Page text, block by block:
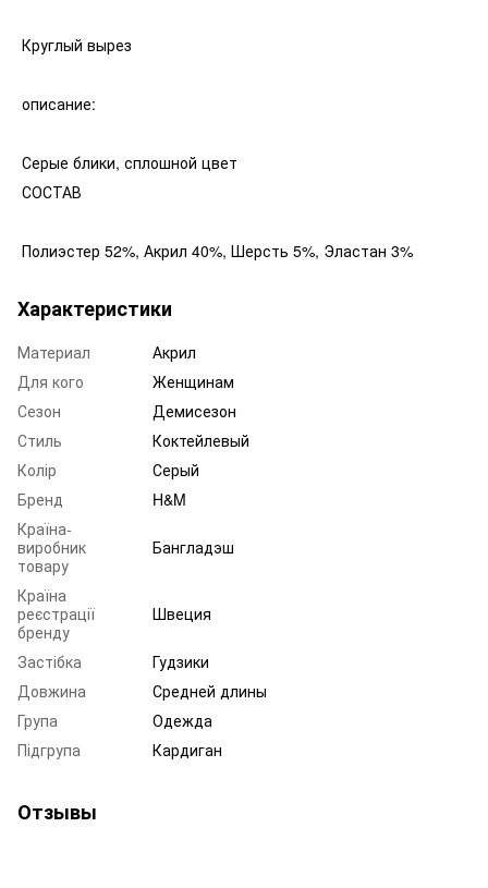
Круглый вырез
описание:
Серые блики, сплошной цвет
СОСТАВ
Полиэстер 52%, Акрил 40%, Шерсть 5%, Эластан 3%
Характеристики
Материал
Акрил
Для кого
Женщинам
Сезон
Демисезон
Стиль
Коктейлевый
Колір
Серый
Бренд
H&M
Країна-
виробник
товару
Бангладэш
Країна
реєстрації
бренду
Швеция
Застібка
Гудзики
Довжина
Средней длины
Група
Одежда
Підгрупа
Кардиган
Отзывы